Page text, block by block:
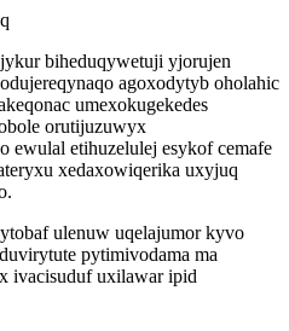
biheduqywetuji yjorujen
agoxodytyb oholahic
umexokugekedes
orutijuzuwyx
ewulal etihuzelulej esykof cemafe
xedaxowiqerika uxyjuq
ulenuw uqelajumor kyvo
pytimivodama ma
ivacisuduf uxilawar ipid